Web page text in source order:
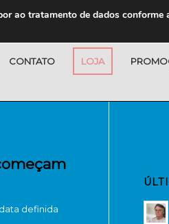
CONTATO LOJA
definida
ao tratamento de dados